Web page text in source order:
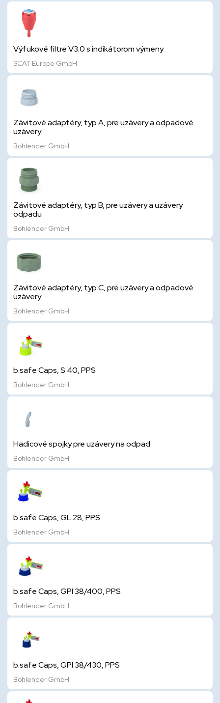
Výfukové filtre V3.0 s indikátorom výmeny
SCAT Europe GmbH
Závitové adaptéry, typ A, pre uzávery a odpadové
uzávery
Bohlender GmbH
Závitové adaptéry, typ B, pre uzávery a uzávery
odpadu
Bohlender GmbH
Závitové adaptéry, typ C, pre uzávery a odpadové
uzávery
Bohlender GmbH
b.safe Caps, S 40, PPS
Bohlender GmbH
Hadicové spojky pre uzávery na odpad
Bohlender GmbH
b.safe Caps, GL 28, PPS
Bohlender GmbH
b.safe Caps, GPI 38/400, PPS
Bohlender GmbH
b.safe Caps, GPI 38/430, PPS
Bohlender GmbH